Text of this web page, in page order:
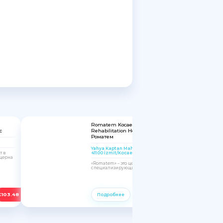
103.48
в
Romatem Kocaeli Physical Therapy and
Rehabilitation Hospital | Сеть клиник
Роматем
Yahya Kaptan Mah, Hanedan Sk. No:4, 41100,
41100 İzmit/Kocaeli, Turkey
«Romatem» – это целая сеть медицинских центров,
специализирующихся на восстановительной...
Подробнее